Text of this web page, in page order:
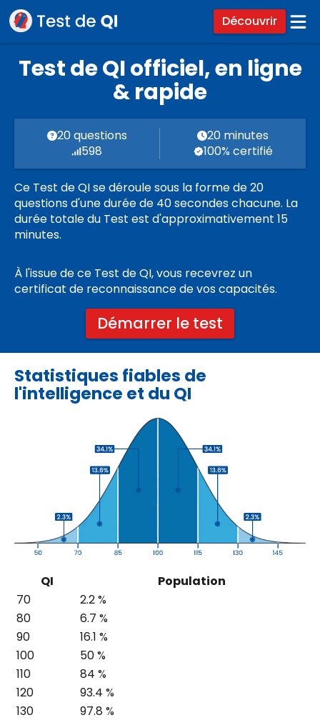
Découvrir
Test de QI officiel, en ligne
& rapide
20 questions
20 minutes
598
100% certifié
Ce Test de QI se déroule sous la forme de 20
questions d'une durée de 40 secondes chacune. La
durée totale du Test est d'approximativement 15
minutes.
À l'issue de ce Test de QI, vous recevrez un
certificat de reconnaissance de vos capacités.
Démarrer le test
Statistiques fiables de
l'intelligence et du QI
QI
Population
70
2.2 %
80
6.7 %
90
16.1 %
100
50 %
110
84 %
120
93.4 %
130
97.8 %